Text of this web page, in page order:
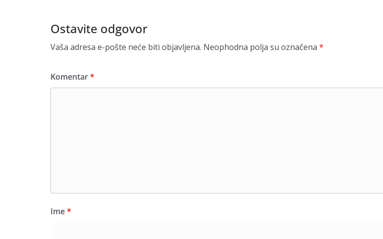
Ostavite odgovor
Vaša adresa e-pošte neće biti objavljena. Neophodna polja su označena *
Komentar*
Ime*